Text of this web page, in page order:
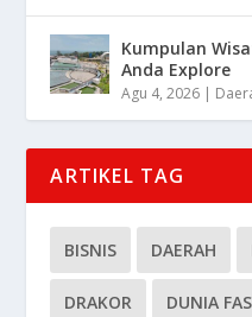
Kumpulan
Anda Explore
Agu 4, 2026 |
ARTIKEL TAG
BISNIS DAERAH
DRAKOR DUNIA